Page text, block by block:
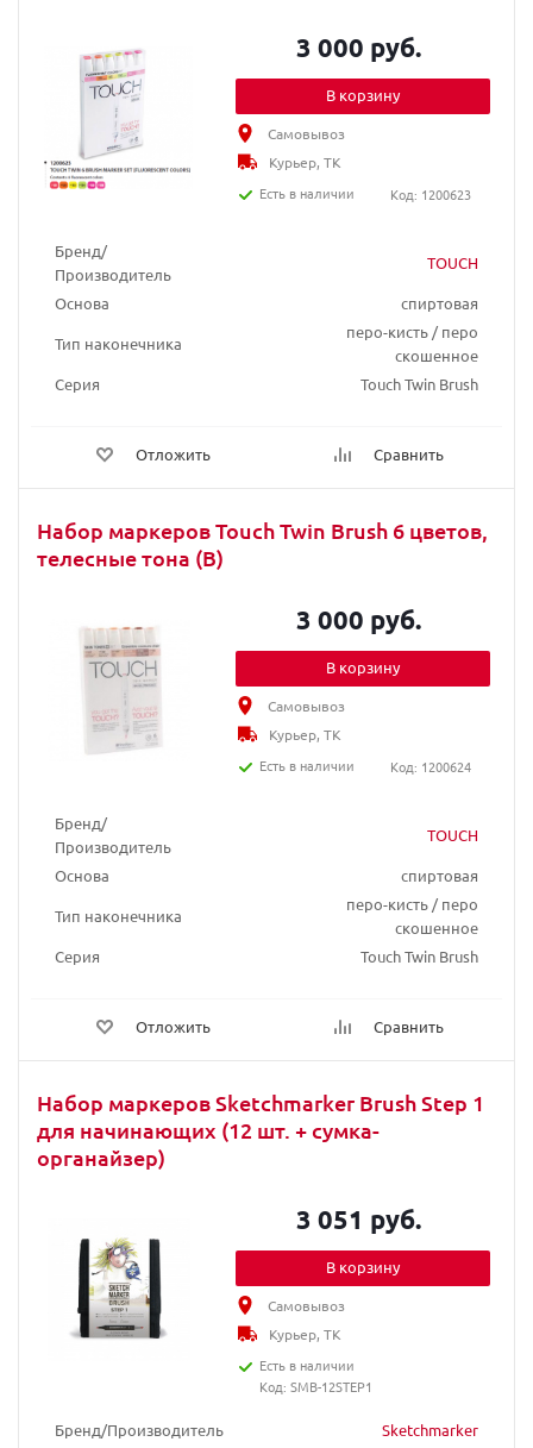
Бренд/
Производитель
TOUCH
Основа
спиртовая
Тип наконечника
перо-кисть / перо
скошенное
Серия
Touch Twin Brush
Отложить Сравнить
3 000 руб.
В корзину
Самовывоз
Курьер, ТК
Есть в наличии
Код: 1200623
Набор маркеров Touch Twin Brush 6 цветов,
телесные тона (B)
Бренд/
Производитель
TOUCH
Основа
спиртовая
Тип наконечника
перо-кисть / перо
скошенное
Серия
Touch Twin Brush
Отложить Сравнить
3 000 руб.
В корзину
Самовывоз
Курьер, ТК
Есть в наличии
Код: 1200624
Набор маркеров Sketchmarker Brush Step 1
для начинающих (12 шт. + сумка-
органайзер)
Бренд/Производитель Sketchmarker
3 051 руб.
В корзину
Самовывоз
Курьер, ТК
Есть в наличии
Код: SMB-12STEP1